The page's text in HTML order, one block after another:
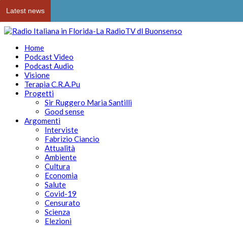
Latest news
Home
Podcast Video
Podcast Audio
Visione
Terapia C.R.A.Pu
Progetti
Sir Ruggero Maria Santilli
Good sense
Argomenti
Interviste
Fabrizio Ciancio
Attualità
Ambiente
Cultura
Economia
Salute
Covid-19
Censurato
Scienza
Elezioni